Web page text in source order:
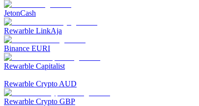
JetonCash
Rewarble LinkAja
Binance EURI
Rewarble Capitalist
Rewarble Crypto AUD
Rewarble Crypto GBP